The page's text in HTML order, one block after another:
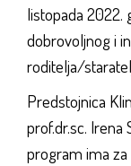
listopada 2022.
dobrovoljnog i
roditelja/
Predstojnica
prof.dr.sc. Irena
program ima